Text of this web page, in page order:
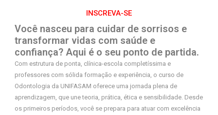
INSCREVA-SE
Você nasceu para cuidar de sorrisos e
transformar vidas com saúde e
confiança? Aqui é o seu ponto de partida.
Com estrutura de ponta, clínica-escola completíssima e
professores com sólida formação e experiência, o curso de
Odontologia da UNIFASAM oferece uma jornada plena de
aprendizagem, que une teoria, prática, ética e sensibilidade. Desde
os primeiros períodos, você se prepara para atuar com excelência